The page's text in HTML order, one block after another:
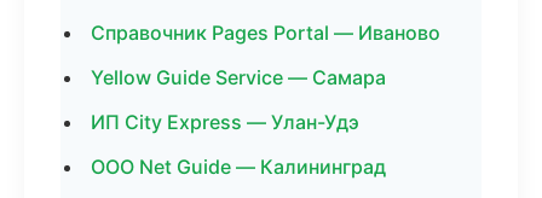
Справочник Pages Portal — Иваново
Yellow Guide Service — Самара
ИП City Express — Улан-Удэ
ООО Net Guide — Калининград